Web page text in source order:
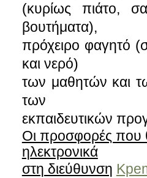
(κυρίως πιάτο,
βουτήματα),
πρόχειρο φαγητό
και νερό)
των μαθητών και
των
εκπαιδευτικών
Οι προσφορές που
ηλεκτρονικά
στη διεύθυνση